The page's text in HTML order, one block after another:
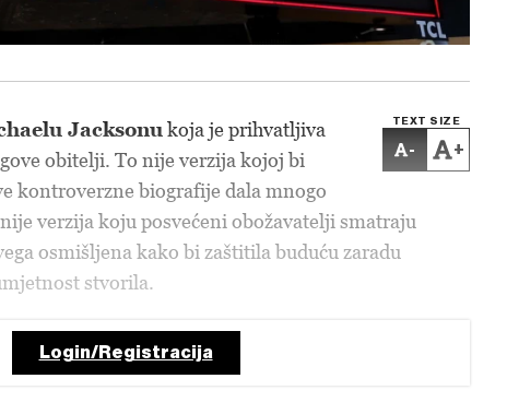
TEXT SIZE
- +
Jacksonu koja je prihvatljiva
obitelji. To nije verzija kojoj bi
kontroverzne biografije dala mnogo
verzija koju posvećeni obožavatelji smatraju
osmišljena kako bi zaštitila buduću zaradu
stvorila.
Login/Registracija